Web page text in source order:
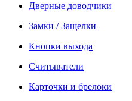
Дверные доводчики
Замки / Защелки
Кнопки выхода
Считыватели
Карточки и брелоки